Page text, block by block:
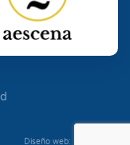
Diseño web: Diego Seixo